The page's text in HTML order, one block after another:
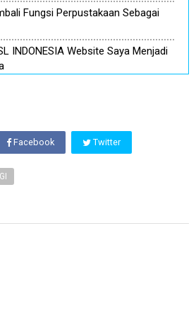
Fungsi Perpustakaan Sebagai
INDONESIA Website Saya Menjadi
Facebook Twitter